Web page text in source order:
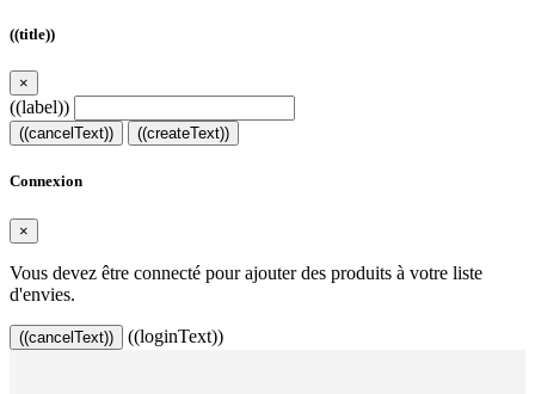
((title))
×
((label))
((cancelText)) ((createText))
Connexion
×
Vous devez être connecté pour ajouter des produits à votre liste
d'envies.
((cancelText)) ((loginText))